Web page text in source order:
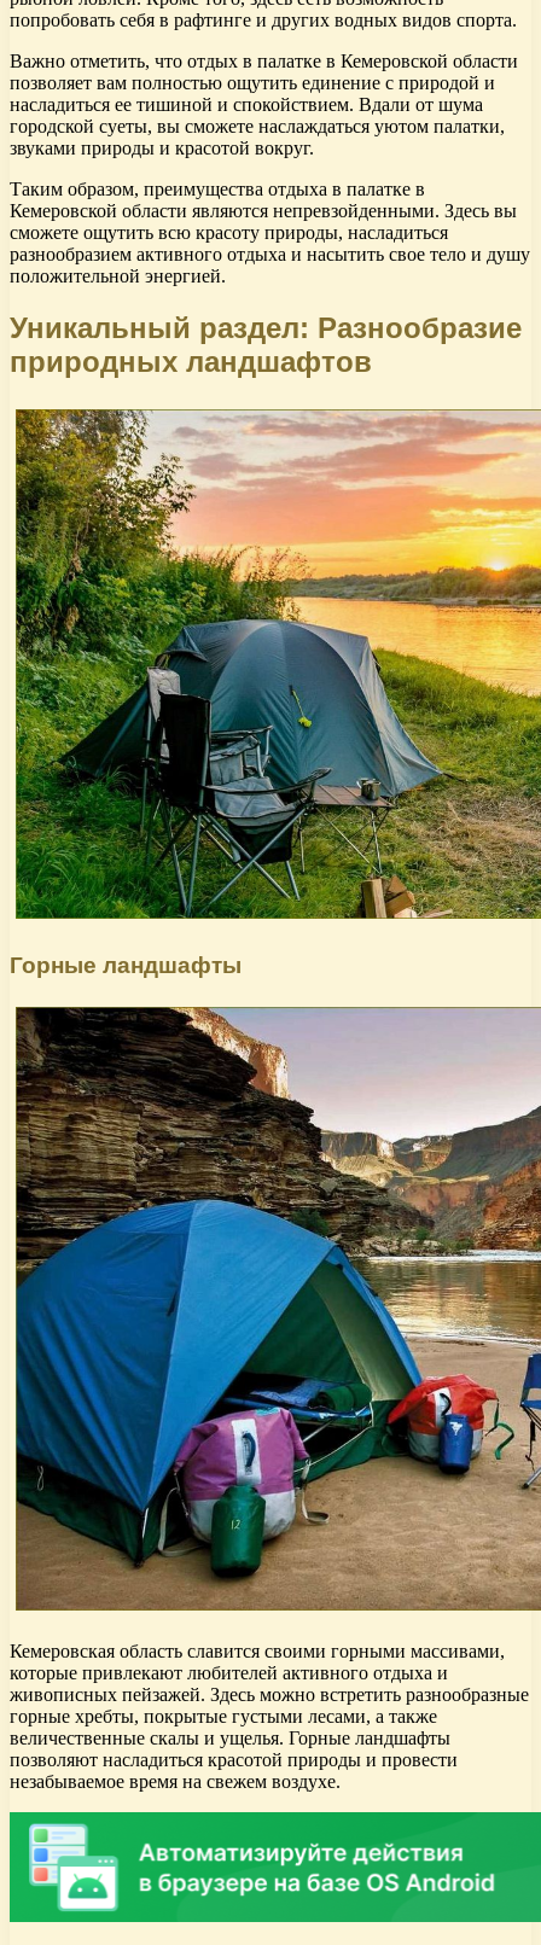
попробовать себя в рафтинге и других водных видов спорта.
Важно отметить, что отдых в палатке в Кемеровской области
позволяет вам полностью ощутить единение с природой и
насладиться ее тишиной и спокойствием. Вдали от шума
городской суеты, вы сможете наслаждаться уютом палатки,
звуками природы и красотой вокруг.
Таким образом, преимущества отдыха в палатке в
Кемеровской области являются непревзойденными. Здесь вы
сможете ощутить всю красоту природы, насладиться
разнообразием активного отдыха и насытить свое тело и душу
положительной энергией.
Уникальный раздел: Разнообразие
природных ландшафтов
Горные ландшафты
Кемеровская область славится своими горными массивами,
которые привлекают любителей активного отдыха и
живописных пейзажей. Здесь можно встретить разнообразные
горные хребты, покрытые густыми лесами, а также
величественные скалы и ущелья. Горные ландшафты
позволяют насладиться красотой природы и провести
незабываемое время на свежем воздухе.